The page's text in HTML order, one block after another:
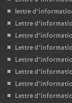
lettre
Lettre
Lettre
Lettre
Lettre
Lettre
Lettre
Lettre